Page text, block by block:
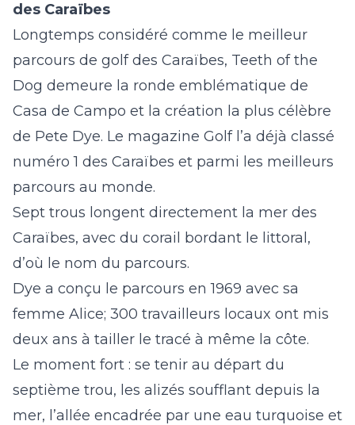
des Caraïbes
Longtemps considéré comme le meilleur
parcours de golf des Caraïbes, Teeth of the
Dog demeure la ronde emblématique de
Casa de Campo et la création la plus célèbre
de Pete Dye. Le magazine Golf l’a déjà classé
numéro 1 des Caraïbes et parmi les meilleurs
parcours au monde.
Sept trous longent directement la mer des
Caraïbes, avec du corail bordant le littoral,
d’où le nom du parcours.
Dye a conçu le parcours en 1969 avec sa
femme Alice; 300 travailleurs locaux ont mis
deux ans à tailler le tracé à même la côte.
Le moment fort : se tenir au départ du
septième trou, les alizés soufflant depuis la
mer, l’allée encadrée par une eau turquoise et